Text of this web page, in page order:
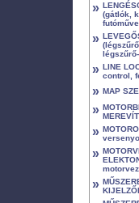
» (gátlók,
»
» LINE
control,
» MAP
»
»
»
»